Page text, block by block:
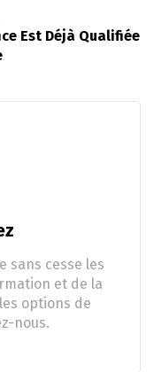
Est Déjà Qualifiée
sans cesse les
et de la
options de
nous.